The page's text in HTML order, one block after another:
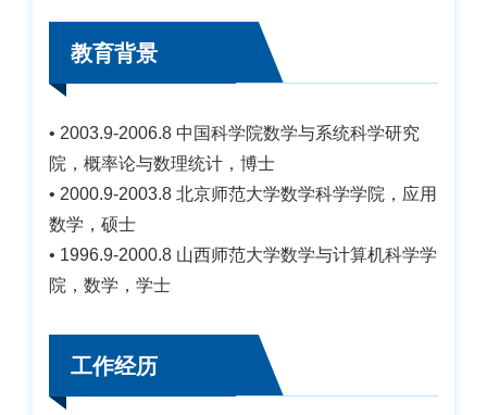
教育背景
• 2003.9-2006.8 中国科学院数学与系统科学研究
院，概率论与数理统计，博士
• 2000.9-2003.8 北京师范大学数学科学学院，应用
数学，硕士
• 1996.9-2000.8 山西师范大学数学与计算机科学学
院，数学，学士
工作经历